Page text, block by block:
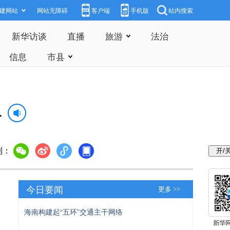
网站 网站无障碍 客户端 手机版 站内搜索
新华访谈 直播 旅游
法治
信息
市县
今日要闻 更多 >>
海南构建起“五环”交通主干网络